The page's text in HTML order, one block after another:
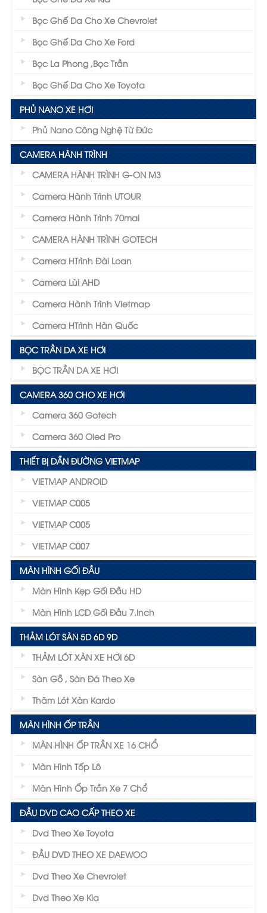
Bọc Ghế Da Cho Xe Chevrolet
Bọc Ghế Da Cho Xe Ford
Bọc La Phong ,Bọc Trần
Bọc Ghế Da Cho Xe Toyota
PHỦ NANO XE HƠI
Phủ Nano Công Nghệ Từ Đức
CAMERA HÀNH TRÌNH
CAMERA HÀNH TRÌNH G-ON M3
Camera Hành Trình UTOUR
Camera Hành Trình 70mai
CAMERA HÀNH TRÌNH GOTECH
Camera HTrình Đài Loan
Camera Lùi AHD
Camera Hành Trình Vietmap
Camera HTrình Hàn Quốc
BỌC TRẦN DA XE HƠI
BỌC TRẦN DA XE HƠI
CAMERA 360 CHO XE HƠI
Camera 360 Gotech
Camera 360 Oled Pro
THIẾT BỊ DẪN ĐƯỜNG VIETMAP
VIETMAP ANDROID
VIETMAP C005
VIETMAP C005
VIETMAP C007
MÀN HÌNH GỐI ĐẦU
Màn Hình Kẹp Gối Đầu HD
Màn Hình LCD Gối Đầu 7.inch
THẢM LÓT SÀN 5D 6D 9D
THẢM LÓT XÀN XE HƠI 6D
Sàn Gỗ , Sàn Đá Theo Xe
Thãm Lót Xàn Kardo
MÀN HÌNH ỐP TRẦN
MÀN HÌNH ỐP TRẦN XE 16 CHỔ
Màn Hình Tốp Lô
Màn Hình Ốp Trần Xe 7 Chổ
ĐẦU DVD CAO CẤP THEO XE
Dvd Theo Xe Toyota
ĐẦU DVD THEO XE DAEWOO
Dvd Theo Xe Chevrolet
Dvd Theo Xe Kia